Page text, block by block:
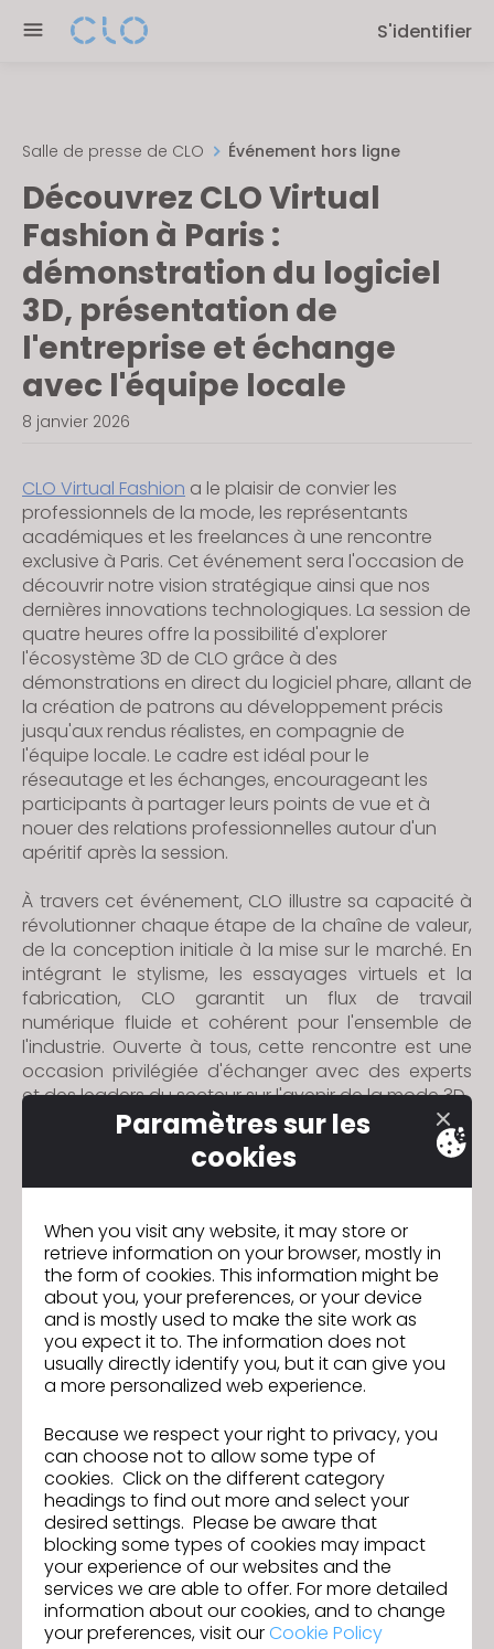
note:
accessibility
system.
S'identifier
Salle de presse de CLO Événement hors ligne
Découvrez CLO Virtual
Fashion à Paris :
démonstration du logiciel
3D, présentation de
l'entreprise et échange
avec l'équipe locale
8 janvier 2026
CLO Virtual Fashion a le plaisir de convier les
professionnels de la mode, les représentants
académiques et les freelances à une rencontre
exclusive à Paris. Cet événement sera l'occasion de
découvrir notre vision stratégique ainsi que nos
dernières innovations technologiques. La session de
quatre heures offre la possibilité d'explorer
l'écosystème 3D de CLO grâce à des
démonstrations en direct du logiciel phare, allant de
la création de patrons au développement précis
jusqu'aux rendus réalistes, en compagnie de
l'équipe locale. Le cadre est idéal pour le
réseautage et les échanges, encourageant les
participants à partager leurs points de vue et à
nouer des relations professionnelles autour d'un
apéritif après la session.
À travers cet événement, CLO illustre sa capacité à
révolutionner chaque étape de la chaîne de valeur,
de la conception initiale à la mise sur le marché. En
intégrant le stylisme, les essayages virtuels et la
fabrication, CLO garantit un flux de travail
numérique fluide et cohérent pour l'ensemble de
l'industrie. Ouverte à tous, cette rencontre est une
occasion privilégiée d'échanger avec des experts
et des leaders du secteur sur l'avenir de la mode 3D.
Détails de l’événement :
Lieu : Paris, France
Format : Sur site, en français
Public : professionnels de la mode, étudiants,
professeurs, freelances
Inscription :gratuite via Eventbrite(billet
obligatoire, places limitées). Les inscriptions sont
désormais ouvertes via Eventbrite.
CLIQUEZ ICI POUR VOUS INSCRIRE
Précédent
CLO remporte une victoire
définitive contre Style3D pour
contrefaçon de logiciel ; la Cour
reconnaît un piratage
commercial à grande échelle
Suivant
Formation de base du 6 au 8 janvier
2026
ACCÉDER À LA LISTE
Paramètres sur les
cookies
When you visit any website, it may store or
retrieve information on your browser, mostly in
the form of cookies. This information might be
about you, your preferences, or your device
and is mostly used to make the site work as
you expect it to. The information does not
usually directly identify you, but it can give you
a more personalized web experience.
Because we respect your right to privacy, you
can choose not to allow some type of
cookies. Click on the different category
headings to find out more and select your
desired settings. Please be aware that
blocking some types of cookies may impact
your experience of our websites and the
services we are able to offer. For more detailed
information about our cookies, and to change
your preferences, visit ourCookie Policy